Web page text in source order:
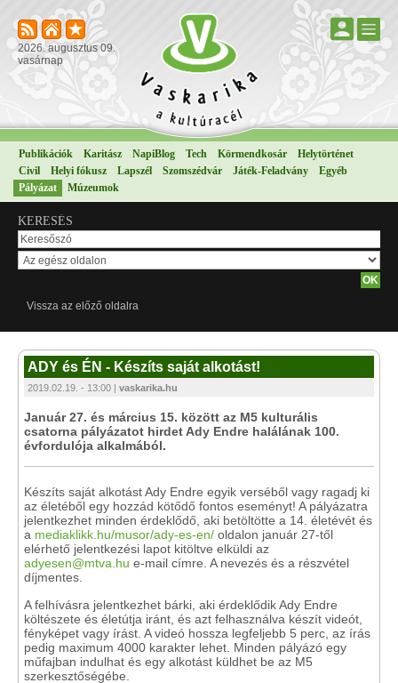
2026. augusztus 09.
vasárnap
Publikációk Karitász NapiBlog Tech Körmendkosár
Helytörténet
Civil
Helyi fókusz Lapszél Szomszédvár Játék-Feladvány
Egyéb
Pályázat
Múzeumok
KERESÉS
Vissza az előző oldalra
ADY és ÉN - Készíts saját alkotást!
2019.02.19. - 13:00 | vaskarika.hu
Január 27. és március 15. között az M5 kulturális
csatorna pályázatot hirdet Ady Endre halálának 100.
évfordulója alkalmából.
Készíts saját alkotást Ady Endre egyik verséből vagy ragadj ki
az életéből egy hozzád kötődő fontos eseményt! A pályázatra
jelentkezhet minden érdeklődő, aki betöltötte a 14. életévét és
a mediaklikk.hu/musor/ady-es-en/ oldalon január 27-től
elérhető jelentkezési lapot kitöltve elküldi az
adyesen@mtva.hu e-mail címre. A nevezés és a részvétel
díjmentes.
A felhívásra jelentkezhet bárki, aki érdeklődik Ady Endre
költészete és életútja iránt, és azt felhasználva készít videót,
fényképet vagy írást. A videó hossza legfeljebb 5 perc, az írás
pedig maximum 4000 karakter lehet. Minden pályázó egy
műfajban indulhat és egy alkotást küldhet be az M5
szerkesztőségébe.